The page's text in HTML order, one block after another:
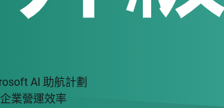
AI 助航計劃
業營運效率